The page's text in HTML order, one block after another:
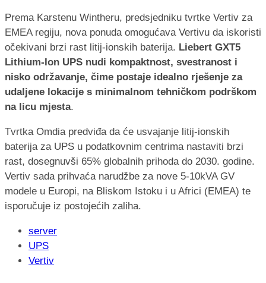
Prema Karstenu Wintheru, predsjedniku tvrtke Vertiv za
EMEA regiju, nova ponuda omogućava Vertivu da iskoristi
očekivani brzi rast litij-ionskih baterija. Liebert GXT5
Lithium-Ion UPS nudi kompaktnost, svestranost i
nisko održavanje, čime postaje idealno rješenje za
udaljene lokacije s minimalnom tehničkom podrškom
na licu mjesta.
Tvrtka Omdia predviđa da će usvajanje litij-ionskih
baterija za UPS u podatkovnim centrima nastaviti brzi
rast, dosegnuvši 65% globalnih prihoda do 2030. godine.
Vertiv sada prihvaća narudžbe za nove 5-10kVA GV
modele u Europi, na Bliskom Istoku i u Africi (EMEA) te
isporučuje iz postojećih zaliha.
server
UPS
Vertiv